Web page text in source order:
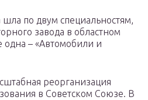
шла по двум специальностям,
завода в областном
одна – «Автомобили и
реорганизация
в Советском Союзе. В